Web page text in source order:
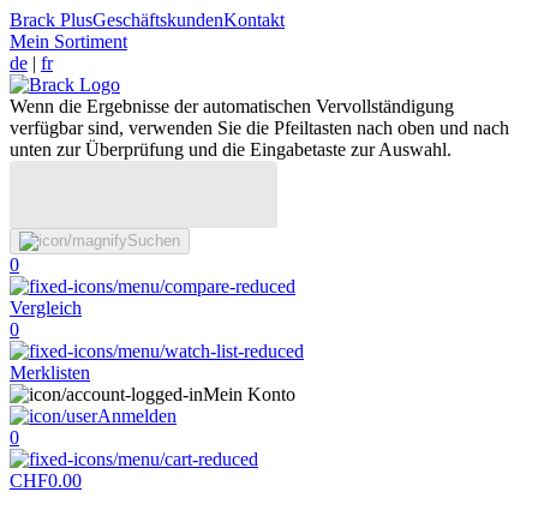
Brack PlusGeschäftskundenKontakt
Mein Sortiment
de | fr
Wenn die Ergebnisse der automatischen Vervollständigung
verfügbar sind, verwenden Sie die Pfeiltasten nach oben und nach
unten zur Überprüfung und die Eingabetaste zur Auswahl.
Suchen
0
Vergleich
0
Merklisten
Mein Konto
Anmelden
0
CHF0.00